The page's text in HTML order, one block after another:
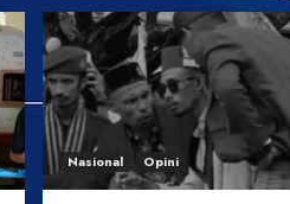
Nasional Opini